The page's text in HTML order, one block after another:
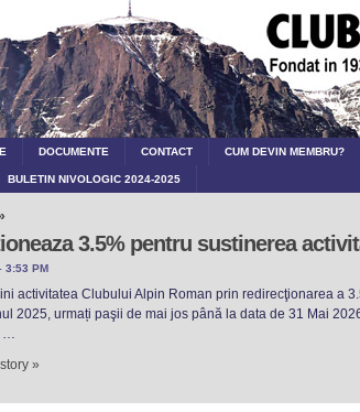
DOCUMENTE CONTACT CUM DEVIN MEMBRU?
BULETIN NIVOLOGIC 2024-2025
3.5% pentru sustinerea
3:53 PM
activitatea Clubului Alpin Roman prin redirecţionarea a
2025, urmați paşii de mai jos până la data de 31 Mai
…
»